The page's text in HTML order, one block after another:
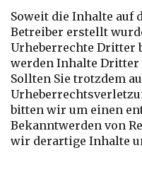
Soweit die Inhalte auf
Betreiber erstellt
Urheberrechte Dritter
werden Inhalte Dritter
Sollten Sie trotzdem
bitten wir um einen
Bekanntwerden von
wir derartige Inhalte